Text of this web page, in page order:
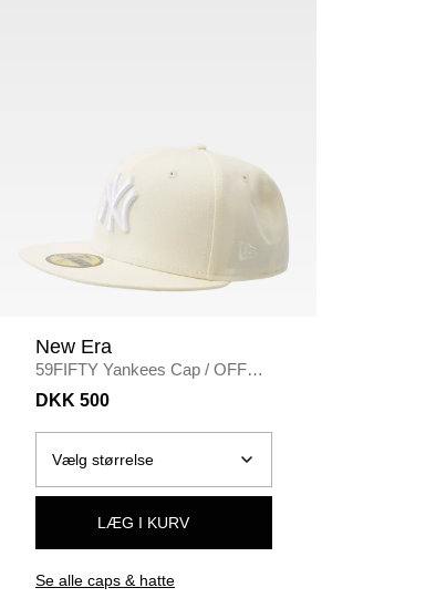
New Era
59FIFTY Yankees Cap / OFF
WHITE
DKK 500
LÆG I KURV
Se alle caps & hatte